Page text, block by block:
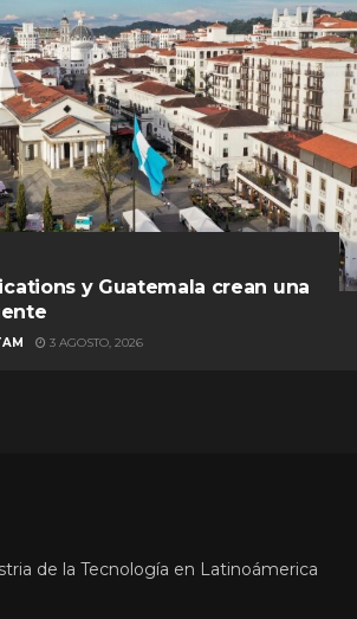
y Guatemala crean una
3 AGOSTO, 2026
de la Tecnología en Latinoámerica